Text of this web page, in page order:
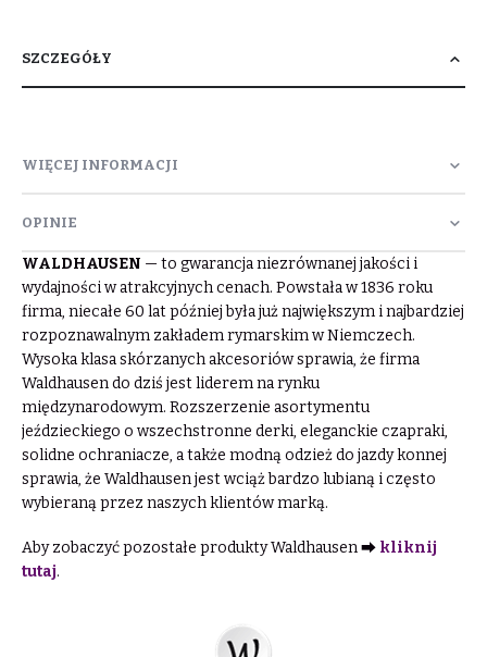
SZCZEGÓŁY
WIĘCEJ INFORMACJI
OPINIE
WALDHAUSEN — to gwarancja niezrównanej jakości i
wydajności w atrakcyjnych cenach. Powstała w 1836 roku
firma, niecałe 60 lat później była już największym i najbardziej
rozpoznawalnym zakładem rymarskim w Niemczech.
Wysoka klasa skórzanych akcesoriów sprawia, że firma
Waldhausen do dziś jest liderem na rynku
międzynarodowym. Rozszerzenie asortymentu
jeździeckiego o wszechstronne derki, eleganckie czapraki,
solidne ochraniacze, a także modną odzież do jazdy konnej
sprawia, że Waldhausen jest wciąż bardzo lubianą i często
wybieraną przez naszych klientów marką.
Aby zobaczyć pozostałe produkty Waldhausen ⮕ kliknij
tutaj.